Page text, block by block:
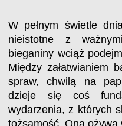
W pełnym świetle
nieistotne z
bieganiny wciąż
Między załatwianiem
spraw, chwilą na
dzieje się coś
wydarzenia, z których
tożsamość. Ona ożywa